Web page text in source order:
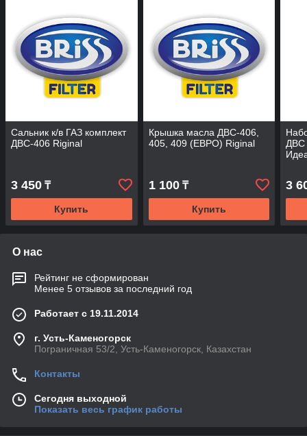
Сальник к/в ГАЗ комплект
ДВС-406 Riginal
3 450 ₸
Купить
Крышка масла ДВС-406,
405, 409 (ЕВРО) Riginal
1 100₸
Купить
ДВС
3
О нас
Рейтинг не сформирован
Менее 5 отзывов за последний год
Работает с 19.11.2014
г. Усть-Каменогорск
Пограничная 53/2, Усть-Каменогорск, Казахстан
Контакты
Сегодня выходной
Показать весь график работы